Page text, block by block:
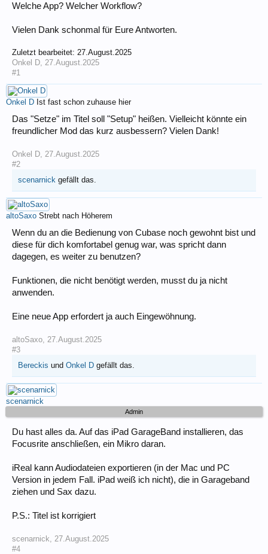
Welche App? Welcher Workflow?
Vielen Dank schonmal für Eure Antworten.
Zuletzt bearbeitet: 27.August.2025
Onkel D 27.August.2025
#1
Onkel D Ist fast schon zuhause hier
Das "Setze" im Titel soll "Setup" heißen. Vielleicht könnte ein
freundlicher Mod das kurz ausbessern? Vielen Dank!
Onkel D 27.August.2025
#2
scenarnick gefällt das.
altoSaxo Strebt nach Höherem
Wenn du an die Bedienung von Cubase noch gewohnt bist und
diese für dich komfortabel genug war, was spricht dann
dagegen, es weiter zu benutzen?
Funktionen, die nicht benötigt werden, musst du ja nicht
anwenden.
Eine neue App erfordert ja auch Eingewöhnung.
altoSaxo 27.August.2025
#3
Bereckis und Onkel D gefällt das.
scenarnick
Admin
Du hast alles da. Auf das iPad GarageBand installieren, das
Focusrite anschließen, ein Mikro daran.
iReal kann Audiodateien exportieren (in der Mac und PC
Version in jedem Fall. iPad weiß ich nicht), die in Garageband
ziehen und Sax dazu.
P.S.: Titel ist korrigiert
scenarnick
27.August.2025
#4